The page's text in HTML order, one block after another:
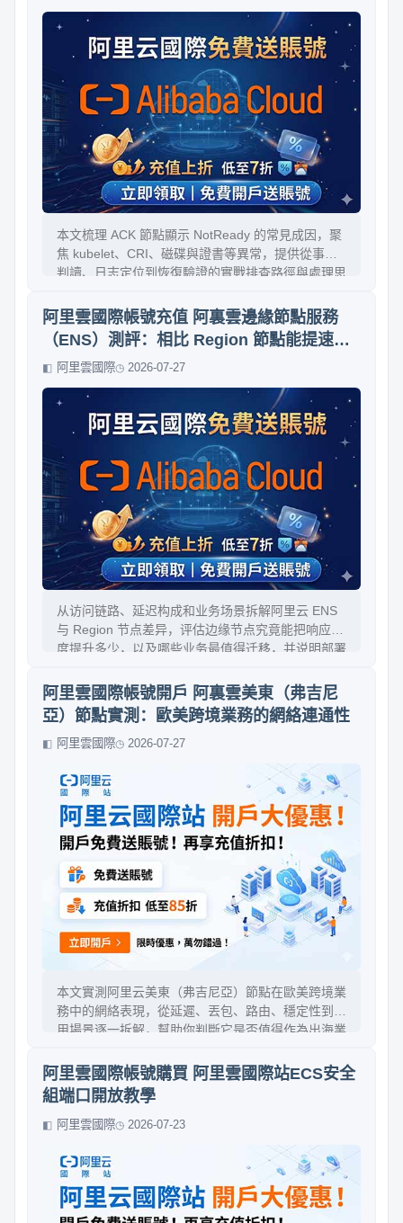
本文梳理 ACK 節點顯示 NotReady 的常見成因，聚
焦 kubelet、CRI、磁碟與證書等異常，提供從事件
判讀、日志定位到恢復驗證的實戰排查路徑與處理思
阿里雲國際帳號充值 阿裏雲邊緣節點服務
（ENS）測評：相比 Region 節點能提速多
少？阿里雲國際 2026-07-27
从访问链路、延迟构成和业务场景拆解阿里云 ENS
与 Region 节点差异，评估边缘节点究竟能把响应速
度提升多少，以及哪些业务最值得迁移，并说明部署
阿里雲國際帳號開戶 阿裏雲美東（弗吉尼
亞）節點實測：歐美跨境業務的網絡連通性
阿里雲國際 2026-07-27
本文實測阿里云美東（弗吉尼亞）節點在歐美跨境業
務中的網絡表現，從延遲、丟包、路由、穩定性到適
用場景逐一拆解，幫助你判斷它是否值得作為出海業
阿里雲國際帳號購買 阿里雲國際站ECS安全
組端口開放教學
阿里雲國際 2026-07-23